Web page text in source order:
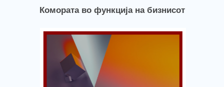
Комората во функција на бизнисот